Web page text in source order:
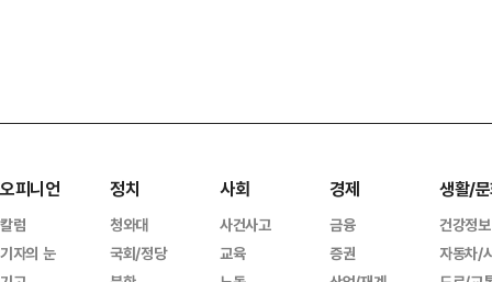
오피니언
칼럼
기자의 눈
정치
청와대
국회/정당
사회
사건사고
교육
경제
금융
증권
생활/
건강정보
자동차/